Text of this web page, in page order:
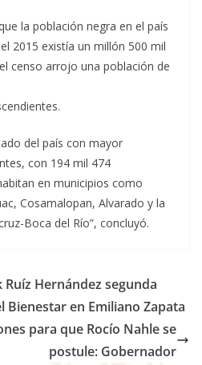
la población negra en el país
2015 existía un millón 500 mil
censo arrojo una población de
del país con mayor
con 194 mil 474
en municipios como
Cosamalopan, Alvarado y la
Boca del Río”, concluyó.
Hernández segunda
Bienestar en Emiliano Zapata
para que Rocío Nahle se
postule: Gobernador